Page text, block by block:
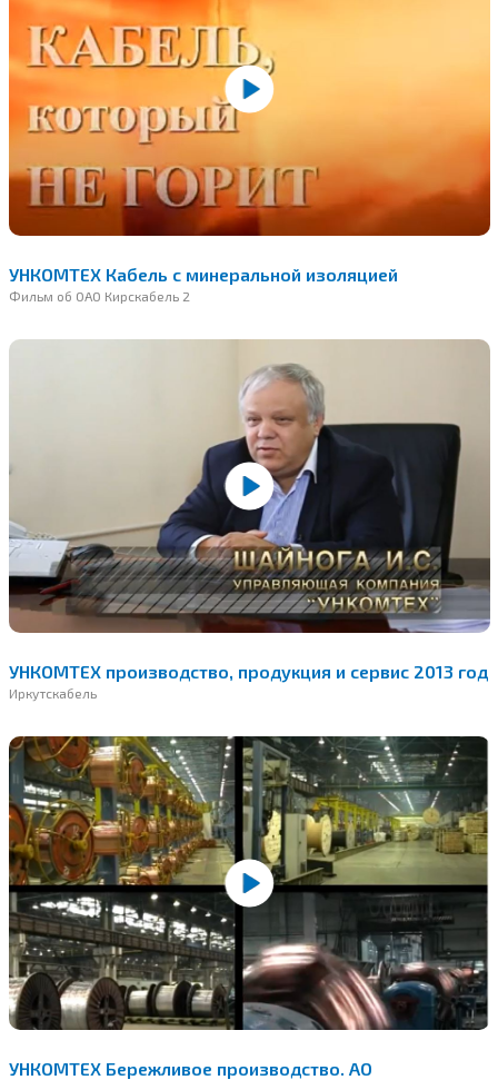
УНКОМТЕХ Кабель с минеральной изоляцией
Фильм об ОАО Кирскабель 2
УНКОМТЕХ производство, продукция и сервис 2013 год
Иркутскабель
УНКОМТЕХ Бережливое производство. АО